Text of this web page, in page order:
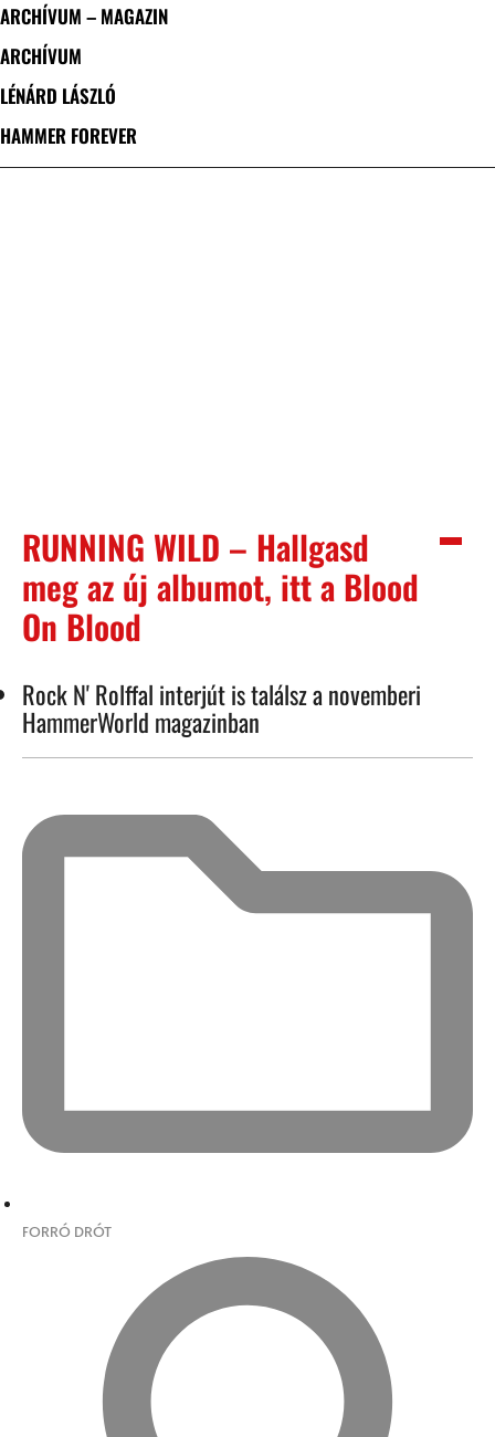
ARCHÍVUM – MAGAZIN
ARCHÍVUM
LÉNÁRD LÁSZLÓ
HAMMER FOREVER
RUNNING WILD – Hallgasd
meg az új albumot, itt a Blood
On Blood
Rock N' Rolffal interjút is találsz a novemberi
HammerWorld magazinban
FORRÓ DRÓT